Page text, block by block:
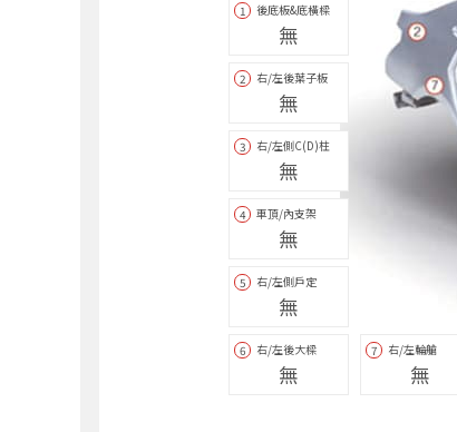
1 後底板&底橫樑
無
2 右/左後葉子板
無
3 右/左側C(D)柱
無
4 車頂/內支架
無
5 右/左側戶定
無
6 右/左後大樑
無
7 右/左輪艙
無